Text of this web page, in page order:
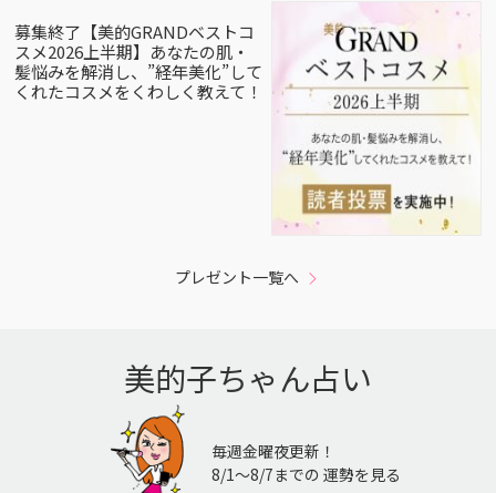
募集終了【美的GRANDベストコ
スメ2026上半期】あなたの肌・
髪悩みを解消し、”経年美化”して
くれたコスメをくわしく教えて！
プレゼント一覧へ
美的子ちゃん占い
毎週金曜夜更新！
8/1〜8/7までの 運勢を見る